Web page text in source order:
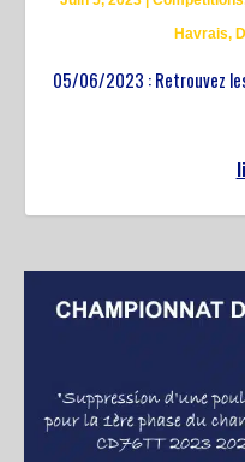
Havrais,
05/06/2023 : Retrouvez